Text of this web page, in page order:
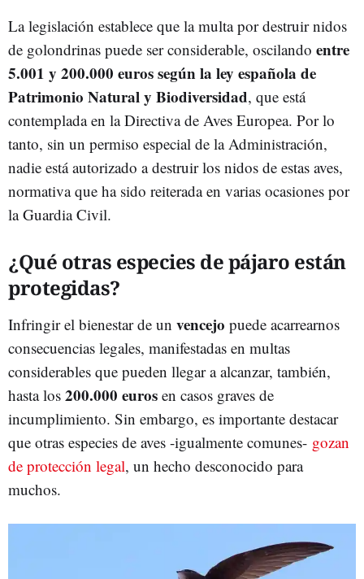
La legislación establece que la multa por destruir nidos
de golondrinas puede ser considerable, oscilando entre
5.001 y 200.000 eurossegún la ley española de
Patrimonio Natural y Biodiversidad, que está
contemplada en la Directiva de Aves Europea. Por lo
tanto, sin un permiso especial de la Administración,
nadie está autorizado a destruir los nidos de estas aves,
normativa que ha sido reiterada en varias ocasiones por
la Guardia Civil.
¿Qué otras especies de pájaro están
protegidas?
Infringir el bienestar de un vencejo puede acarrearnos
consecuencias legales, manifestadas en multas
considerables que pueden llegar a alcanzar, también,
hasta los 200.000 euros en casos graves de
incumplimiento. Sin embargo, es importante destacar
que otras especies de aves -igualmente comunes- gozan
de protección legal, un hecho desconocido para
muchos.